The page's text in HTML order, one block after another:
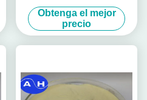
enzimático animal del polvo
del aminoácido de la
proteína
Obtenga el mejor
precio